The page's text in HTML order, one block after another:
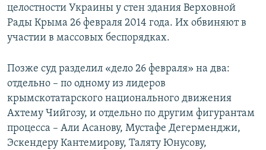
целостности Украины у стен здания Верховной
Рады Крыма 26 февраля 2014 года. Их обвиняют в
участии в массовых беспорядках.
Позже суд разделил «дело 26 февраля» на два:
отдельно – по одному из лидеров
крымскотатарского национального движения
Ахтему Чийгозу, и отдельно по другим фигурантам
процесса – Али Асанову, Мустафе Дегерменджи,
Эскендеру Кантемирову, Таляту Юнусову,